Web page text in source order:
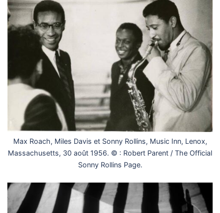
Max Roach, Miles Davis et Sonny Rollins, Music Inn, Lenox,
Massachusetts, 30 août 1956. © : Robert Parent / The Official
Sonny Rollins Page.